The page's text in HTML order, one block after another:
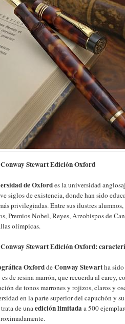
Stewart Edición Oxford
de Oxfordes la universidad
siglos de existencia, donde han sido
privilegiadas. Entre sus ilustres
Premios Nobel, Reyes, Arzobispos de
olímpicas.
Stewart Edición Oxford:
OxforddeConway Stewartha sido
de resina marrón, que recuerda al carey,
de tonos marrones y rojizos, claros y
en la parte superior del capuchón y
de unaedición limitadaa 500